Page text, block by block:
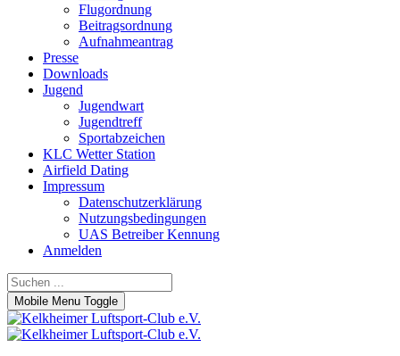
Flugordnung
Beitragsordnung
Aufnahmeantrag
Presse
Downloads
Jugend
Jugendwart
Jugendtreff
Sportabzeichen
KLC Wetter Station
Airfield Dating
Impressum
Datenschutzerklärung
Nutzungsbedingungen
UAS Betreiber Kennung
Anmelden
Mobile Menu Toggle